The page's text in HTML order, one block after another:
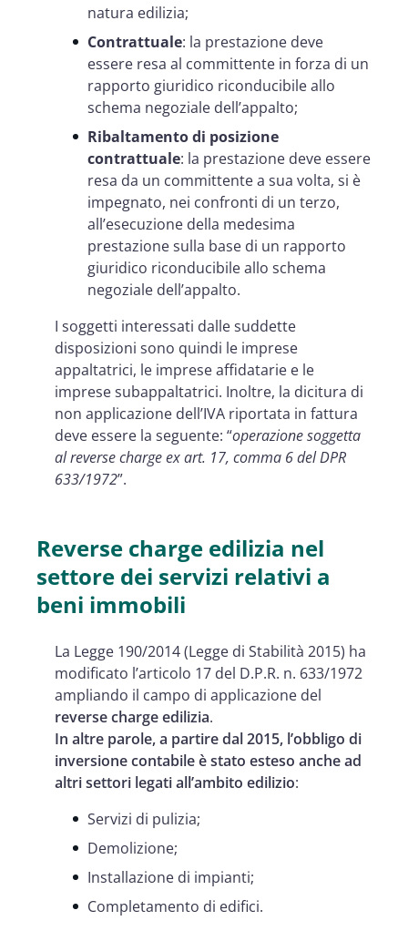
natura edilizia;
Contrattuale: la prestazione deve
essere resa al committente in forza di un
rapporto giuridico riconducibile allo
schema negoziale dell’appalto;
Ribaltamento di posizione
contrattuale: la prestazione deve essere
resa da un committente a sua volta, si è
impegnato, nei confronti di un terzo,
all’esecuzione della medesima
prestazione sulla base di un rapporto
giuridico riconducibile allo schema
negoziale dell’appalto.
I soggetti interessati dalle suddette
disposizioni sono quindi le imprese
appaltatrici, le imprese affidatarie e le
imprese subappaltatrici. Inoltre, la dicitura di
non applicazione dell’IVA riportata in fattura
deve essere la seguente: “operazione soggetta
al reverse charge ex art. 17, comma 6 del DPR
633/1972”.
Reverse charge edilizia nel
settore dei servizi relativi a
beni immobili
La Legge 190/2014 (Legge di Stabilità 2015) ha
modificato l’articolo 17 del D.P.R. n. 633/1972
ampliando il campo di applicazione del
reverse charge edilizia.
In altre parole, a partire dal 2015, l’obbligo di
inversione contabile è stato esteso anche ad
altri settori legati all’ambito edilizio:
Servizi di pulizia;
Demolizione;
Installazione di impianti;
Completamento di edifici.